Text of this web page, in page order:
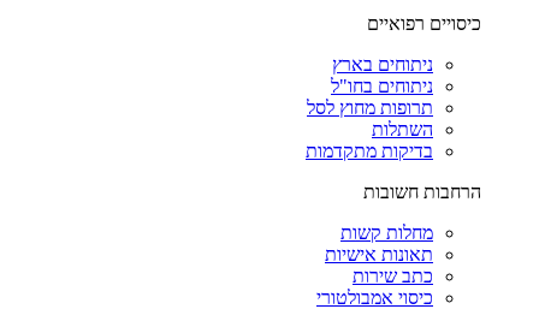
כיסויים רפואיים
ניתוחים בארץ
ניתוחים בחו"ל
תרופות מחוץ לסל
השתלות
בדיקות מתקדמות
הרחבות חשובות
מחלות קשות
תאונות אישיות
כתב שירות
כיסוי אמבולטורי